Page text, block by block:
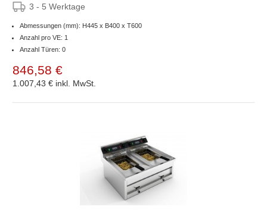
3 - 5 Werktage
Abmessungen (mm): H445 x B400 x T600
Anzahl pro VE: 1
Anzahl Türen: 0
846,58 €
1.007,43 € inkl. MwSt.